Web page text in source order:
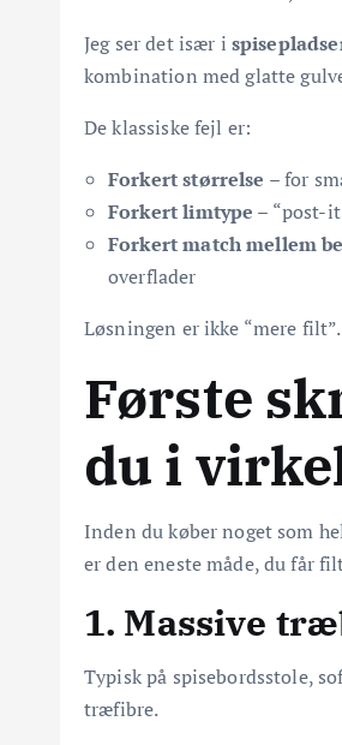
Jeg ser det især i
kombination med glatte
De klassiske fejl er:
Forkert størrelse – for
Forkert limtype – “post-
Forkert match mellem
overflader
Løsningen er ikke “mere
Første
du i
Inden du køber noget som
er den eneste måde, du får
1. Massive
Typisk på spisebordsstole,
træfibre.